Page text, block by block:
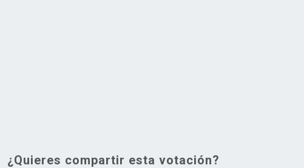
¿Quieres compartir esta votación?